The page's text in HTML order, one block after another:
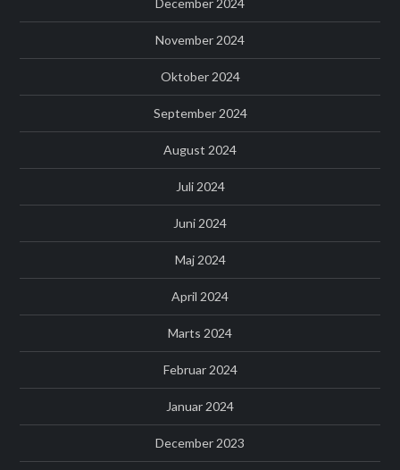
November 2024
Oktober 2024
September 2024
August 2024
Juli 2024
Juni 2024
Maj 2024
April 2024
Marts 2024
Februar 2024
Januar 2024
December 2023